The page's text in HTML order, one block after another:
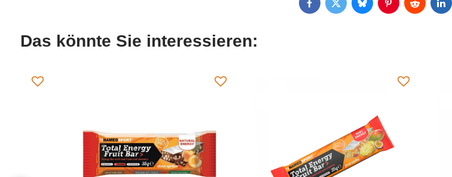
FacebookTwitterBlueskyPinterestReddit
Das könnte Sie interessieren: